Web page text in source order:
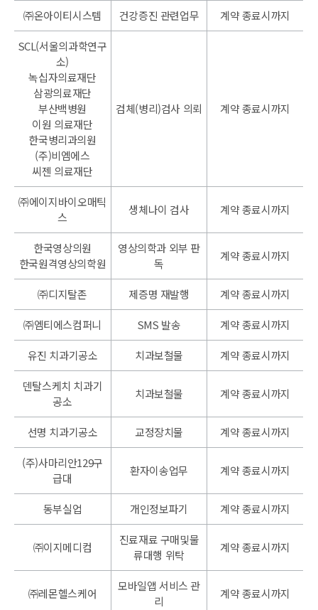
㈜온아이티시스템 건강증진 관련업무 계약 종료시까지
SCL(서울의과학연구
소)
녹십자의료재단
삼광의료재단
부산백병원
이원 의료재단
한국병리과의원
(주)비엠에스
씨젠 의료재단
검체(병리)검사 의뢰 계약 종료시까지
㈜에이지바이오매틱
스
생체나이 검사 계약 종료시까지
한국영상의원
한국원격영상의학원
영상의학과 외부 판
독
계약 종료시까지
㈜디지탈존 제증명 재발행 계약 종료시까지
㈜엠티에스컴퍼니 SMS 발송 계약 종료시까지
유진 치과기공소 치과보철물 계약 종료시까지
덴탈스케치 치과기
공소
치과보철물 계약 종료시까지
선명 치과기공소 교정장치물 계약 종료시까지
(주)사마리안129구
급대
환자이송업무 계약 종료시까지
동부실업 개인정보파기 계약 종료시까지
㈜이지메디컴
진료재료 구매및물
류대행 위탁
계약 종료시까지
㈜레몬헬스케어
모바일앱 서비스 관
리
계약 종료시까지